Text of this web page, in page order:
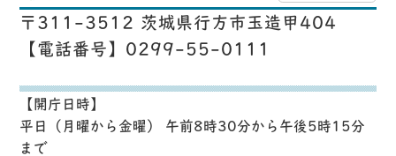
〒311-3512 茨城県行方市玉造甲404
【電話番号】0299-55-0111
【開庁日時】
平日（月曜から金曜） 午前8時30分から午後5時15分
まで